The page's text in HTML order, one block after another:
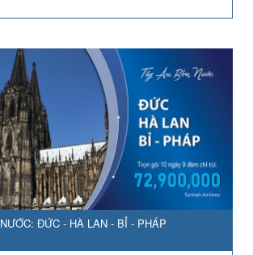
ĐỨC - HÀ LAN - BỈ - PHÁP